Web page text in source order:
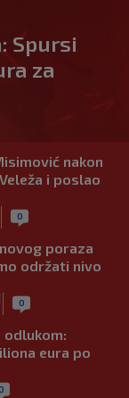
Spursi
za
nakon
i poslao
0
poraza
održati nivo
0
odlukom:
eura po
0